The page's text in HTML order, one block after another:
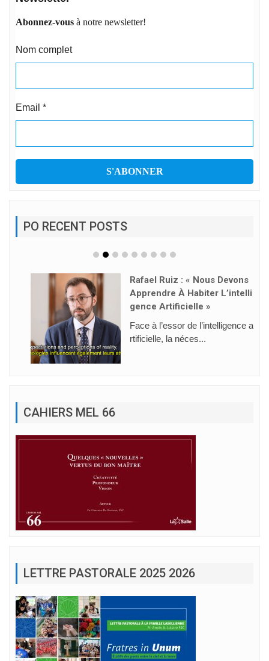
Abonnez-vous à notre newsletter!
Nom complet
Email *
PO RECENT POSTS
Rafael Ruiz : « Nous Devons
Apprendre À Habiter L’intelli
Gence Artificielle »
Face à l’essor de l’intelligence a
rtificielle, la néces...
CAHIERS MEL 66
LETTRE PASTORALE 2025 2026